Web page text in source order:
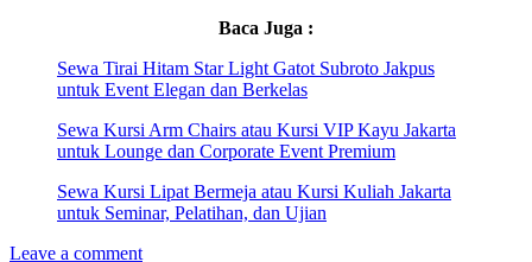
Baca Juga :
Sewa Tirai Hitam Star Light Gatot Subroto Jakpus
untuk Event Elegan dan Berkelas
Sewa Kursi Arm Chairs atau Kursi VIP Kayu Jakarta
untuk Lounge dan Corporate Event Premium
Sewa Kursi Lipat Bermeja atau Kursi Kuliah Jakarta
untuk Seminar, Pelatihan, dan Ujian
Leave a comment